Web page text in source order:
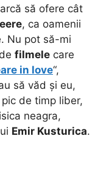
să ofere cât
, ca oamenii
Nu pot să-mi
filmele care
in love“,
să văd și eu,
de timp liber,
neagra,
Emir Kusturica.